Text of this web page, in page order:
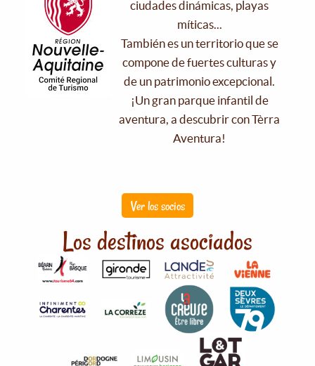
ciudades dinámicas, playas
míticas...
También es un territorio que se
compone de fuertes culturas y
de un patrimonio excepcional.
¡Un gran parque infantil de
aventura, a descubrir con Tèrra
Aventura!
Ver los socios
Los destinos asociados